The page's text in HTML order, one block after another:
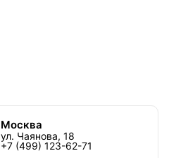
Москва
ул. Чаянова, 18
+7 (499) 123-62-71